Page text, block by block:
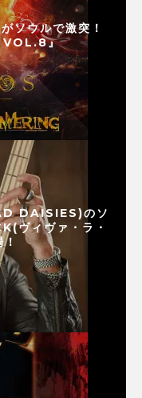
ソウルで激突！
VOL.8』
DAISIES)のソ
ヴィヴァ・ラ・